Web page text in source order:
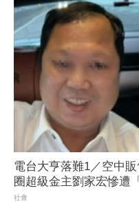
電台大亨落難1／空中
圈超級金主劉家宏慘遭
社會